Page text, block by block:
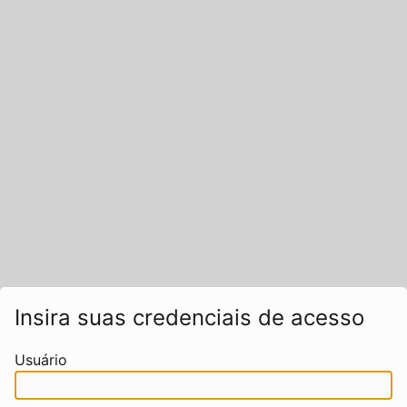
Insira suas credenciais de acesso
Usuário